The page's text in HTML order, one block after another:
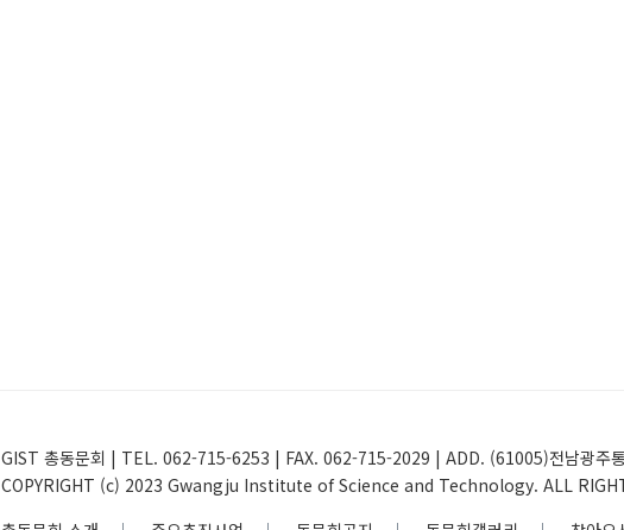
GIST 총동문회 | TEL. 062-715-6253 | FAX. 062-715-2029 | ADD. (61005)전남광주
COPYRIGHT (c) 2023 Gwangju Institute of Science and Technology. ALL